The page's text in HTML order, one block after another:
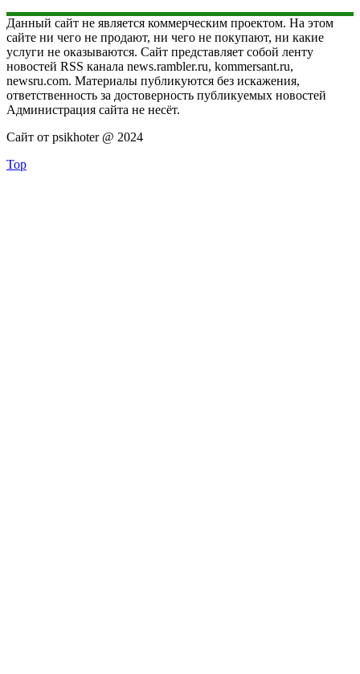
Данный сайт не является коммерческим проектом. На этом
сайте ни чего не продают, ни чего не покупают, ни какие
услуги не оказываются. Сайт представляет собой ленту
новостей RSS канала news.rambler.ru, kommersant.ru,
newsru.com. Материалы публикуются без искажения,
ответственность за достоверность публикуемых новостей
Администрация сайта не несёт.
Сайт от psikhoter @ 2024
Top